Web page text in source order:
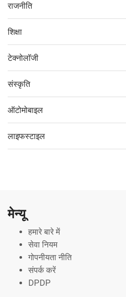
राजनीति
शिक्षा
टेक्नोलॉजी
संस्कृति
ऑटोमोबाइल
लाइफस्टाइल
मेन्यू
हमारे बारे में
सेवा नियम
गोपनीयता नीति
संपर्क करें
DPDP